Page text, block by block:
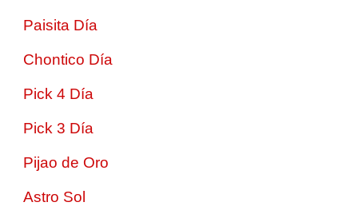
Paisita Día
Chontico Día
Pick 4 Día
Pick 3 Día
Pijao de Oro
Astro Sol